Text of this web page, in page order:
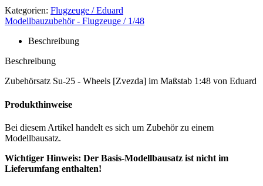
Kategorien: Flugzeuge / Eduard
Modellbauzubehör - Flugzeuge / 1/48
Beschreibung
Beschreibung
Zubehörsatz Su-25 - Wheels [Zvezda] im Maßstab 1:48 von Eduard
Produkthinweise
Bei diesem Artikel handelt es sich um Zubehör zu einem
Modellbausatz.
Wichtiger Hinweis: Der Basis-Modellbausatz ist nicht im
Lieferumfang enthalten!